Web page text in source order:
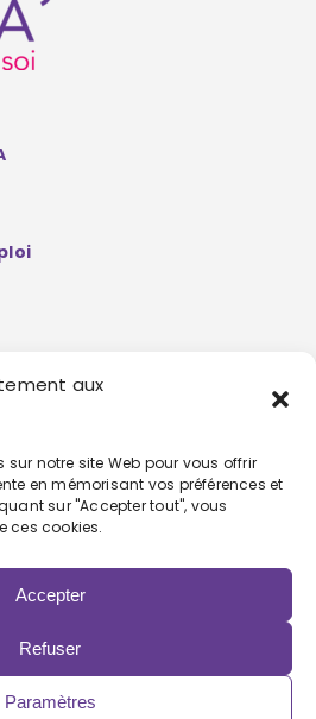
aux
notre site Web pour vous offrir
en mémorisant vos préférences et
sur "Accepter tout", vous
ces cookies.
Accepter
Refuser
Paramètres
De Données